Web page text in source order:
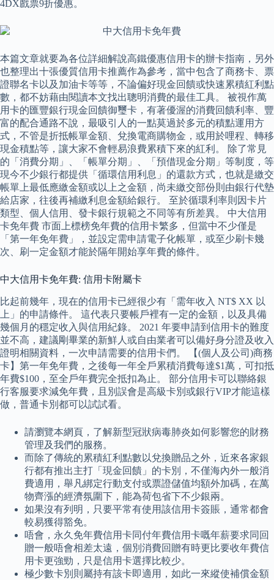
4DX戲票9折優惠。
本篇文章就要為各位詳細解說高鐵優惠信用卡的辦卡指南，另外
也整理出十張優質信用卡推薦作為參考，當中包含了商務卡、票
證聯名卡以及加油卡等等，不論偏好現金回饋或快速累積紅利點
數，都不妨藉由閱讀本文找出聰明消費的最佳工具。 被視作萬
用卡的匯豐銀行現金回饋御璽卡，有著優渥的消費回饋利率、豐
富的配合通路不說，最吸引人的一點莫過於多元的積點運用方
式，不管是折抵帳單金額、兌換電商購物金，或用於哩程、轉移
現金積點等，讓大家不會輕易浪費累積下來的紅利。 除了常見
的「消費分期」、「帳單分期」、「預借現金分期」等制度，等
現今不少銀行都提供「循環信用利息」的還款方式，也就是繳交
帳單上最低應繳金額或以上之金額，尚未繳交部份則由銀行代墊
給店家，往後再補繳利息金額給銀行。 至於循環利率則因卡片
類型、個人信用、發卡銀行規範之不同等有所差異。 中大信用
卡免年費 市面上標榜免年費的信用卡繁多，但當中不少僅是
「第一年免年費」，並設定需申請電子化帳單，或至少刷卡幾
次、刷一定金額才能於隔年開始享年費的條件。
中大信用卡免年費: 信用卡附屬卡
比起前幾年，現在的信用卡已經很少有「需年收入 NT$ XX 以
上」的申請條件。 這代表只要帳戶裡有一定的金額，以及具備
幾個月的穩定收入與信用紀錄。 2021 年要申請到信用卡的難度
並不高，建議剛畢業的新鮮人或自由業者可以備好身分證及收入
證明相關資料，一次申請需要的信用卡們。 【(個人及公司)商務
卡】第一年免年費，之後每一年全戶累積消費每達$1萬，可扣抵
年費$100，至全戶年費完全抵扣為止。 部分信用卡可以聯絡銀
行客服要求減免年費，且別誤會是高級卡別或銀行VIP才能這樣
做，普通卡別都可以試試看。
請瀏覽本網頁，了解新型冠狀病毒肺炎如何影響您的財務
管理及我們的服務。
而除了傳統的累積紅利點數以兌換贈品之外，近來各家銀
行都有推出主打「現金回饋」的卡別，不僅海內外一般消
費適用，舉凡綁定行動支付或票證儲值均額外加碼，在萬
物齊漲的經濟氛圍下，能為荷包省下不少銀兩。
如果沒有列明，只要平常有使用該信用卡簽賬，通常都會
較易獲得豁免。
唔會，永久免年費信用卡同付年費信用卡嘅年薪要求同回
贈一般唔會相差太遠，個別消費回贈有時更比要收年費信
用卡更強勁，只是信用卡選擇比較少。
極少數卡別則屬持有該卡即適用，如此一來縱使補償金額